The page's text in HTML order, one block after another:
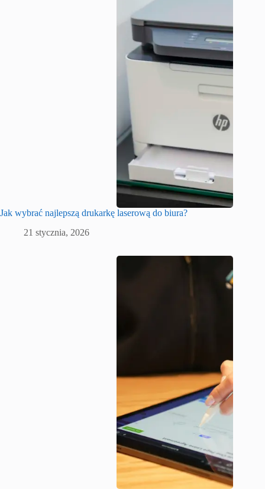
Jak wybrać najlepszą drukarkę laserową do biura?
21 stycznia, 2026